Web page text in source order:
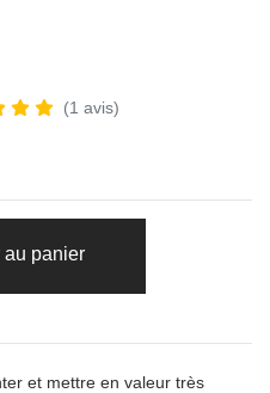
(1 avis)
au panier
et mettre en valeur très